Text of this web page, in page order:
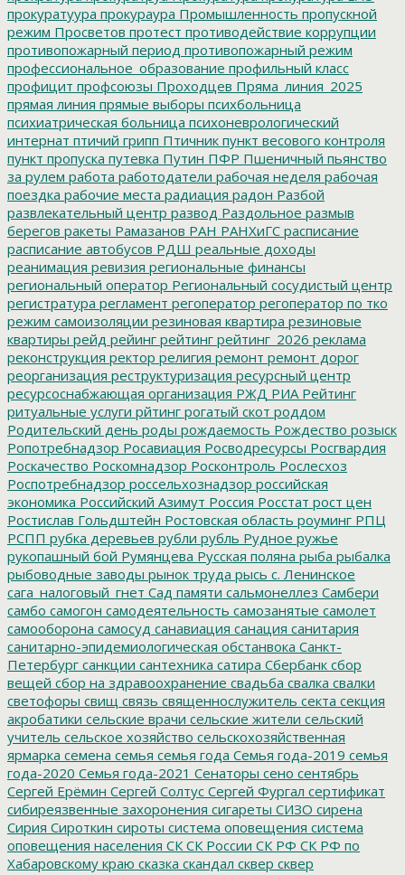
прокуратуура прокураура Промышленность пропускной
режим Просветов протест противодействие коррупции
противопожарный период противопожарный режим
профессиональное_образование профильный класс
профицит профсоюзы Проходцев Пряма_линия_2025
прямая линия прямые выборы психбольница
психиатрическая больница психоневрологический
интернат птичий грипп Птичник пункт весового контроля
пункт пропуска путевка Путин ПФР Пшеничный пьянство
за рулем работа работодатели рабочая неделя рабочая
поездка рабочие места радиация радон Разбой
развлекательный центр развод Раздольное размыв
берегов ракеты Рамазанов РАН РАНХиГС расписание
расписание автобусов РДШ реальные доходы
реанимация ревизия региональные финансы
региональный оператор Региональный сосудистый центр
регистратура регламент регоператор регоператор по тко
режим самоизоляции резиновая квартира резиновые
квартиры рейд рейинг рейтинг рейтинг_2026 реклама
реконструкция ректор религия ремонт ремонт дорог
реорганизация реструктуризация ресурсный центр
ресурсоснабжающая организация РЖД РИА Рейтинг
ритуальные услуги рйтинг рогатый скот роддом
Родительский день роды рождаемость Рождество розыск
Ропотребнадзор Росавиация Росводресурсы Росгвардия
Роскачество Роскомнадзор Росконтроль Рослесхоз
Роспотребнадзор россельхознадзор российская
экономика Российский Азимут Россия Росстат рост цен
Ростислав Гольдштейн Ростовская область роуминг РПЦ
РСПП рубка деревьев рубли рубль Рудное ружье
рукопашный бой Румянцева Русская поляна рыба рыбалка
рыбоводные заводы рынок труда рысь с. Ленинское
сага_налоговый_гнет Сад памяти сальмонеллез Самбери
самбо самогон самодеятельность самозанятые самолет
самооборона самосуд санавиация санация санитария
санитарно-эпидемиологическая обстанвока Санкт-
Петербург санкции сантехника сатира Сбербанк сбор
вещей сбор на здравоохранение свадьба свалка свалки
светофоры свищ связь священнослужитель секта секция
акробатики сельские врачи сельские жители сельский
учитель сельское хозяйство сельскохозяйственная
ярмарка семена семья семья года Семья года-2019 семья
года-2020 Семья года-2021 Сенаторы сено сентябрь
Сергей Ерёмин Сергей Солтус Сергей Фургал сертификат
сибиреязвенные захоронения сигареты СИЗО сирена
Сирия Сироткин сироты система оповещения система
оповещения населения СК СК России СК РФ СК РФ по
Хабаровскому краю сказка скандал сквер сквер